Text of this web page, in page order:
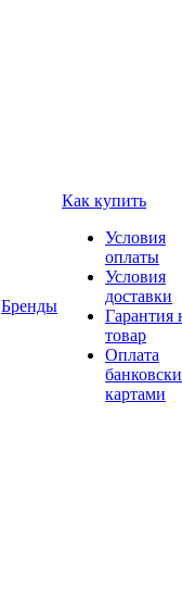
Бренды
Как купить
Условия
оплаты
Условия
доставки
Гарантия
товар
Оплата
картами